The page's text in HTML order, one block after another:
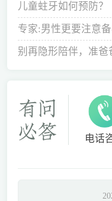
儿童蛀牙如何预防？
专家:男性更要注意
间
别再隐形陪伴，准爸
电话